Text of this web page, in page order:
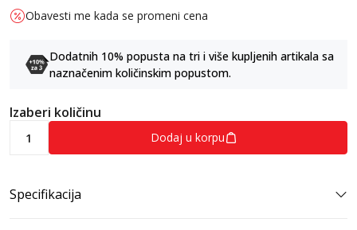
Obavesti me kada se promeni cena
Dodatnih 10% popusta na tri i više kupljenih artikala sa
naznačenim količinskim popustom.
Izaberi količinu
Dodaj u korpu
Specifikacija